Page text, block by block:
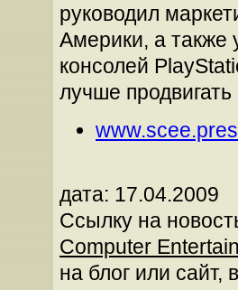
руководил
Америки, а также
консолей
лучше
дата: 17.04.2009
Ссылку на
Computer
на блог или сайт,